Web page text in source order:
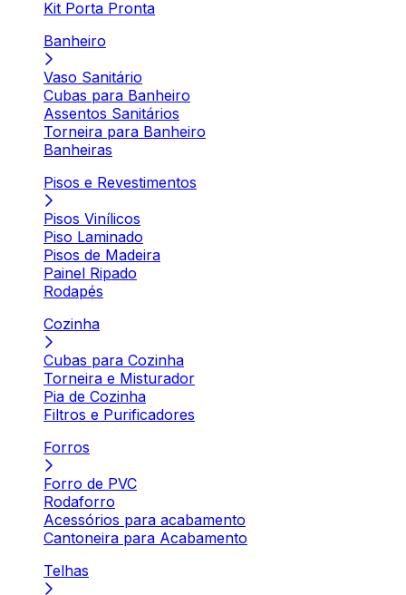
Kit Porta Pronta
Banheiro
Vaso Sanitário
Cubas para Banheiro
Assentos Sanitários
Torneira para Banheiro
Banheiras
Pisos e Revestimentos
Pisos Vinílicos
Piso Laminado
Pisos de Madeira
Painel Ripado
Rodapés
Cozinha
Cubas para Cozinha
Torneira e Misturador
Pia de Cozinha
Filtros e Purificadores
Forros
Forro de PVC
Rodaforro
Acessórios para acabamento
Cantoneira para Acabamento
Telhas